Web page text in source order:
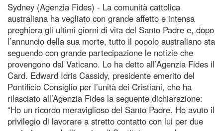
Sydney (Agenzia Fides) - La comunità cattolica
australiana ha vegliato con grande affetto e intensa
preghiera gli ultimi giorni di vita del Santo Padre e, dopo
l’annuncio della sua morte, tutto il popolo australiano sta
seguendo con grande partecipazione le notizie che
provengono dal Vaticano. Lo ha detto all’Agenzia Fides il
Card. Edward Idris Cassidy, presidente emerito del
Pontificio Consiglio per l’unità dei Cristiani, che ha
rilasciato all’Agenzia Fides la seguente dichiarazione:
“Ho un ricordo meraviglioso del Santo Padre. Ho avuto il
privilegio di lavorare a stretto contatto con lui per due